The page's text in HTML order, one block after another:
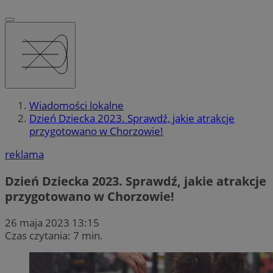
Wiadomości lokalne
Dzień Dziecka 2023. Sprawdź, jakie atrakcje
przygotowano w Chorzowie!
reklama
Dzień Dziecka 2023. Sprawdź, jakie atrakcje
przygotowano w Chorzowie!
26 maja 2023 13:15
Czas czytania: 7 min.